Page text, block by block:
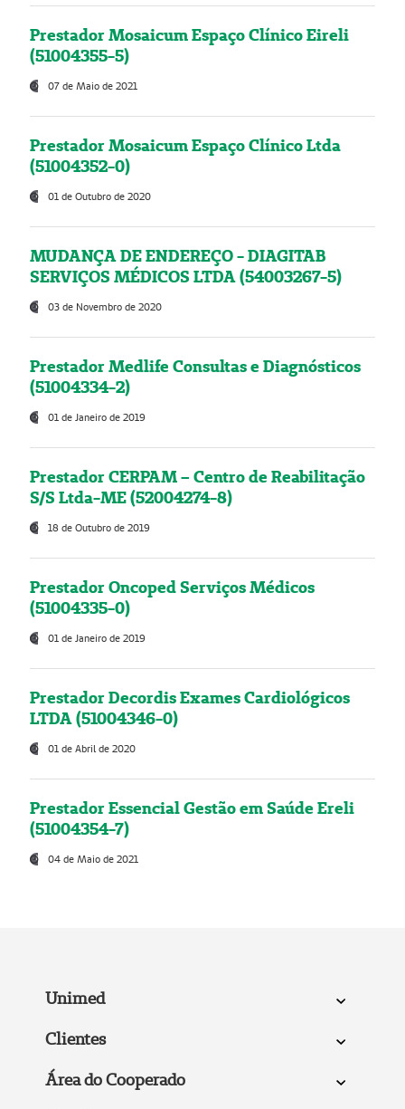
Prestador Mosaicum Espaço Clínico Eireli
(51004355-5)
07 de Maio de 2021
Prestador Mosaicum Espaço Clínico Ltda
(51004352-0)
01 de Outubro de 2020
MUDANÇA DE ENDEREÇO - DIAGITAB
SERVIÇOS MÉDICOS LTDA (54003267-5)
03 de Novembro de 2020
Prestador Medlife Consultas e Diagnósticos
(51004334-2)
01 de Janeiro de 2019
Prestador CERPAM – Centro de Reabilitação
S/S Ltda-ME (52004274-8)
18 de Outubro de 2019
Prestador Oncoped Serviços Médicos
(51004335-0)
01 de Janeiro de 2019
Prestador Decordis Exames Cardiológicos
LTDA (51004346-0)
01 de Abril de 2020
Prestador Essencial Gestão em Saúde Ereli
(51004354-7)
04 de Maio de 2021
Unimed
Clientes
Área do Cooperado